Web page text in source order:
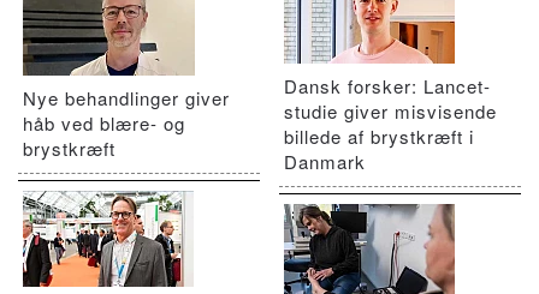
Nye behandlinger giver
håb ved blære- og
brystkræft
Dansk forsker: Lancet-
studie giver misvisende
billede af brystkræft i
Danmark